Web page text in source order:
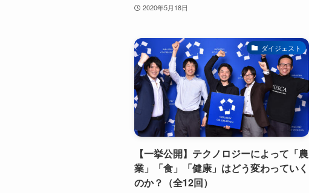
2020年5月18日
ダイジェスト
【一挙公開】テクノロジーによって「農
業」「食」「健康」はどう変わっていく
のか？（全12回）